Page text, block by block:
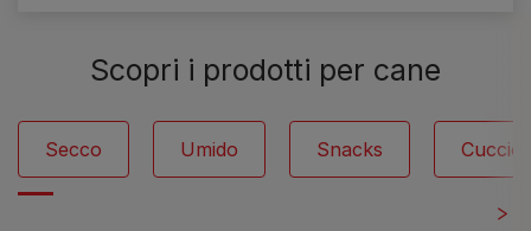
Scopri i prodotti per cane
Secco Umido Snacks